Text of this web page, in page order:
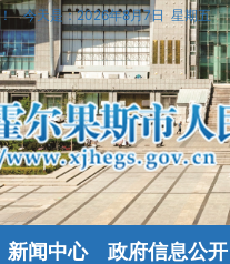
今天是：2026年8月7日 星期五
新闻中心 政府信息公开